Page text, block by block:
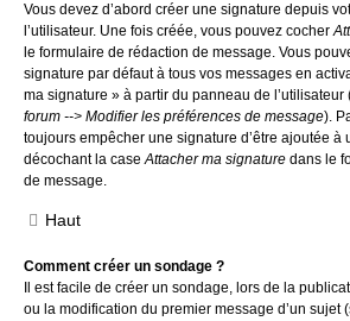
Vous devez d’abord créer une signature depuis
l’utilisateur. Une fois créée, vous pouvez cocher
le formulaire de rédaction de message. Vous
signature par défaut à tous vos messages en
ma signature » à partir du panneau de l’utilisateur
forum --> Modifier les préférences de message).
toujours empêcher une signature d’être ajoutée à
décochant la caseAttacher ma signature dans le
de message.
Haut
Comment créer un sondage ?
Il est facile de créer un sondage, lors de la
ou la modification du premier message d’un sujet